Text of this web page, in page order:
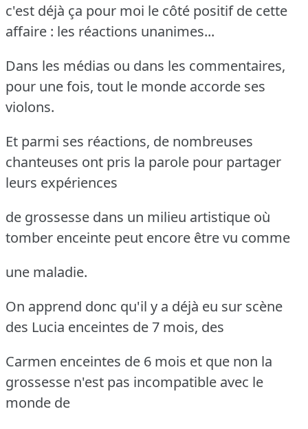
c'est déjà ça pour moi le côté positif de cette
affaire : les réactions unanimes...
Dans les médias ou dans les commentaires,
pour une fois, tout le monde accorde ses
violons.
Et parmi ses réactions, de nombreuses
chanteuses ont pris la parole pour partager
leurs expériences
de grossesse dans un milieu artistique où
tomber enceinte peut encore être vu comme
une maladie.
On apprend donc qu'il y a déjà eu sur scène
des Lucia enceintes de 7 mois, des
Carmen enceintes de 6 mois et que non la
grossesse n'est pas incompatible avec le
monde de